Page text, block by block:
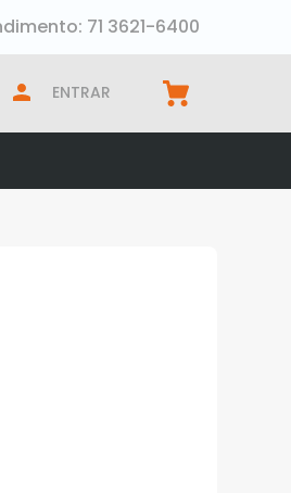
71 3621-6400
ENTRAR